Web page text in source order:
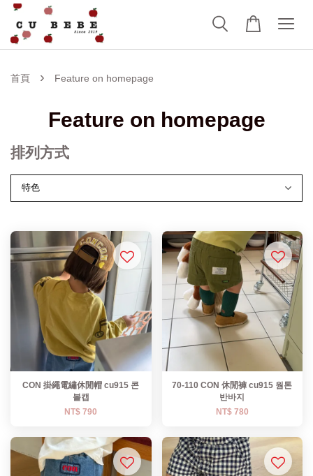
首頁 › Feature on homepage
Feature on homepage
排列方式
CON 掛繩電繡休閒帽 cu915 콘
볼캡
NT$ 790
70-110 CON 休閒褲 cu915 웜톤
반바지
NT$ 780